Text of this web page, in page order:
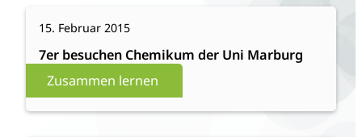
Zusammen lernen
15. Februar 2015
7er besuchen Chemikum der Uni Marburg
7er
besuchen
Chemikum
Uni